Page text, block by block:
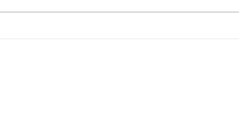
Mahasiswa Dikeroyok OTK,